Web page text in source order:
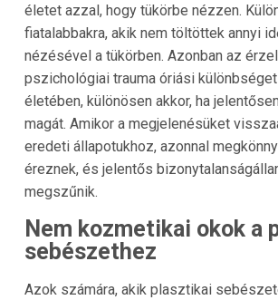
életet azzal, hogy tükörbe nézzen.
fiatalabbakra, akik nem töltöttek annyi
nézésével a tükörben. Azonban az
pszichológiai trauma óriási
életében, különösen akkor, ha
magát. Amikor a megjelenésüket
eredeti állapotukhoz, azonnal
éreznek, és jelentős
megszűnik.
Nem kozmetikai okok a
sebészethez
Azok számára, akik plasztikai